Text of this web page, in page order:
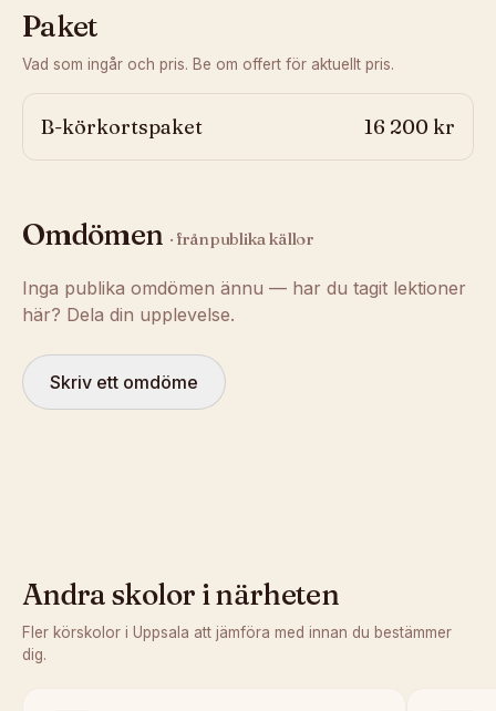
Paket
Vad som ingår och pris. Be om offert för aktuellt pris.
B-körkortspaket 16 200 kr
Omdömen · från publika källor
Inga publika omdömen ännu — har du tagit lektioner
här? Dela din upplevelse.
Skriv ett omdöme
Andra skolor i närheten
Fler körskolor i Uppsala att jämföra med innan du bestämmer
dig.